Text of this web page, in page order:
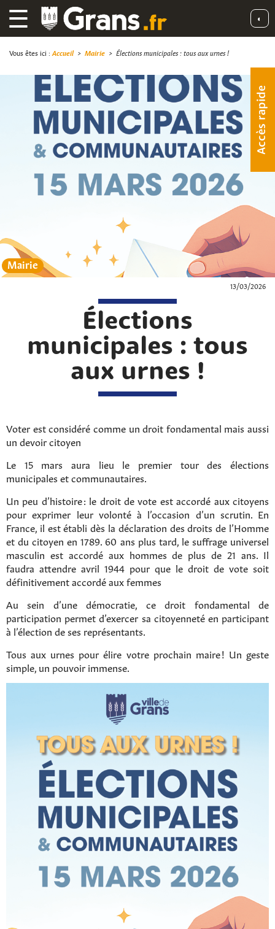
☰ ◐
Accès rapide
Vous êtes ici : Accueil> Mairie > Élections municipales : tous aux urnes !
Mairie
13/03/2026
Élections
municipales : tous
aux urnes !
Voter est considéré comme un droit fondamental mais aussi
un devoir citoyen
Le 15 mars aura lieu le premier tour des élections
municipales et communautaires.
Un peu d’histoire : le droit de vote est accordé aux citoyens
pour exprimer leur volonté à l’occasion d’un scrutin. En
France, il est établi dès la déclaration des droits de l’Homme
et du citoyen en 1789. 60 ans plus tard, le suffrage universel
masculin est accordé aux hommes de plus de 21 ans. Il
faudra attendre avril 1944 pour que le droit de vote soit
définitivement accordé aux femmes
Au sein d’une démocratie, ce droit fondamental de
participation permet d’exercer sa citoyenneté en participant
à l’élection de ses représentants.
Tous aux urnes pour élire votre prochain maire ! Un geste
simple, un pouvoir immense.